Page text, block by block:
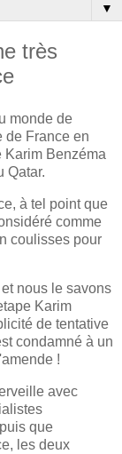
▼
très
monde de
de France en
Karim Benzéma
Qatar.
à tel point que
comme
coulisses pour
nous le savons
Karim
de tentative
condamné à un
!
avec
que
les deux